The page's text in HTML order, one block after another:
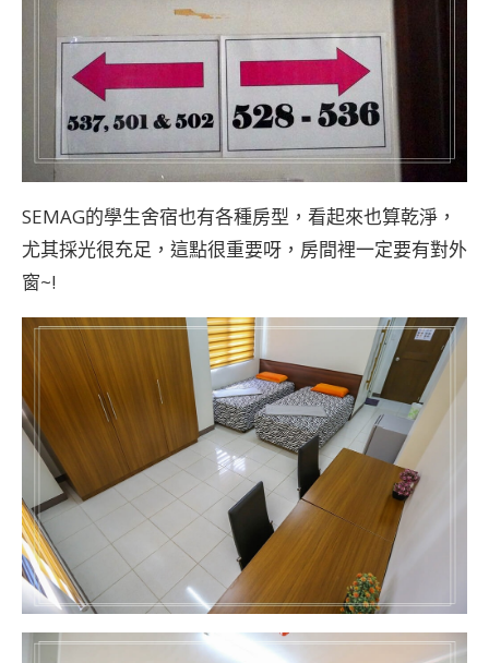
SEMAG的學生舍宿也有各種房型，看起來也算乾淨，
尤其採光很充足，這點很重要呀，房間裡一定要有對外
窗~!